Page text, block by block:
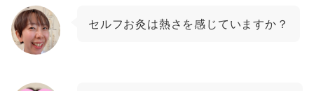
セルフお灸は熱さを感じていますか？